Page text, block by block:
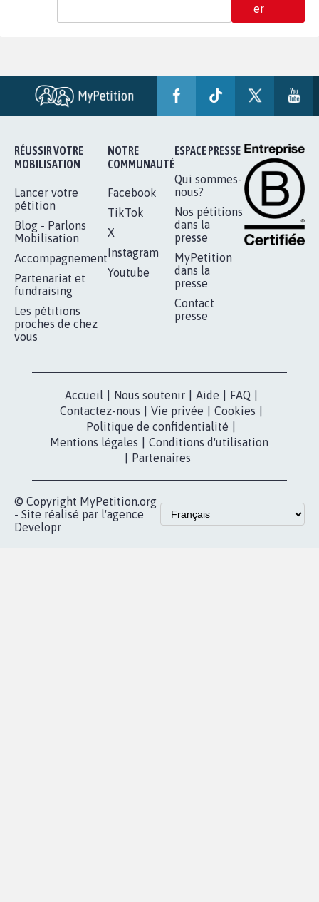
er
RÉUSSIR VOTRE
MOBILISATION
Lancer votre
pétition
Blog - Parlons
Mobilisation
Accompagnement
Partenariat et
fundraising
Les pétitions
proches de chez
vous
NOTRE
COMMUNAUTÉ
Facebook
TikTok
X
Instagram
Youtube
ESPACE PRESSE
Qui sommes-
nous?
Nos pétitions
dans la
presse
MyPetition
dans la
presse
Contact
presse
Accueil Nous soutenir Aide FAQ
Contactez-nous
Vie privée Cookies
Politique de confidentialité
Mentions légales
Conditions d'utilisation
Partenaires
© Copyright MyPetition.org
- Site réalisé par l'agence
Developr